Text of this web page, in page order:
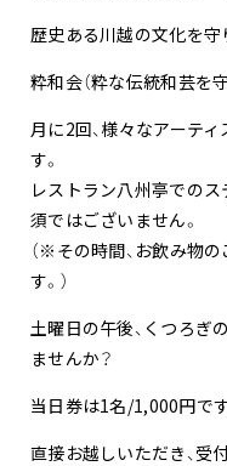
歴史ある川越の文化を守
粋和会（粋な伝統和芸を
月に2回、様々なアーテ
す。
レストラン八州亭での
須ではございません。
（※その時間、お飲み物
す。）
土曜日の午後、くつろぎ
ませんか？
当日券は1名/1,000円です
直接お越しいただき、受